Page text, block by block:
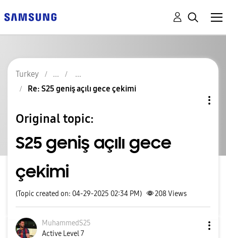
Turkey
Re: S25 geniş açılı gece çekimi
Original topic:
S25 geniş açılı gece
çekimi
(Topic created on: 04-29-2025 02:34 PM) 208Views
MuhammedS25
Active Level 7